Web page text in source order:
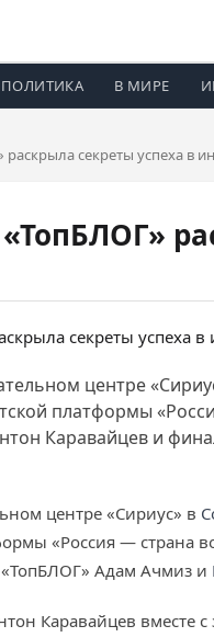
ПОЛИТИКА В МИРЕ
секреты успеха в
центре
платформы
Каравайцев и
центре «Сириус» в
«Россия — страна
Адам Ачмиз и
Каравайцев вместе